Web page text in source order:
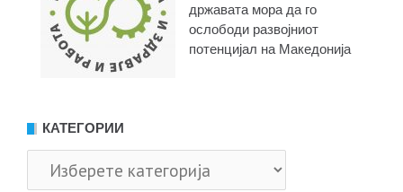
државата мора да го
ослободи развојниот
потенцијал на Македонија
КАТЕГОРИИ
Категории